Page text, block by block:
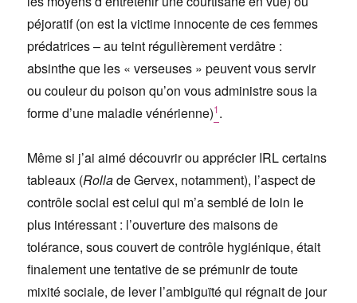
péjoratif (on est la victime innocente de ces femmes
prédatrices – au teint régulièrement verdâtre :
absinthe que les « verseuses » peuvent vous servir
ou couleur du poison qu’on vous administre sous la
forme d’une maladie vénérienne)1.
Même si j’ai aimé découvrir ou apprécier IRL certains
tableaux (Rollade Gervex, notamment), l’aspect de
contrôle social est celui qui m’a semblé de loin le
plus intéressant : l’ouverture des maisons de
tolérance, sous couvert de contrôle hygiénique, était
finalement une tentative de se prémunir de toute
mixité sociale, de lever l’ambiguïté qui régnait de jour